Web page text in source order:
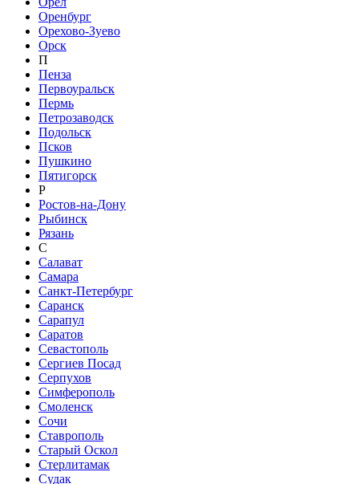
Оренбург
Орехово-Зуево
Орск
П
Пенза
Первоуральск
Пермь
Петрозаводск
Подольск
Псков
Пушкино
Пятигорск
Р
Ростов-на-Дону
Рыбинск
Рязань
С
Салават
Самара
Санкт-Петербург
Саранск
Сарапул
Саратов
Севастополь
Сергиев Посад
Серпухов
Симферополь
Смоленск
Сочи
Ставрополь
Старый Оскол
Стерлитамак
Судак